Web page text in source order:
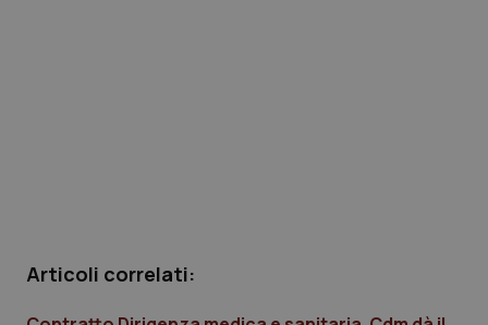
Sardegna
Malattia di Crohn & Rettocolite Ulcerosa
Articoli correlati: